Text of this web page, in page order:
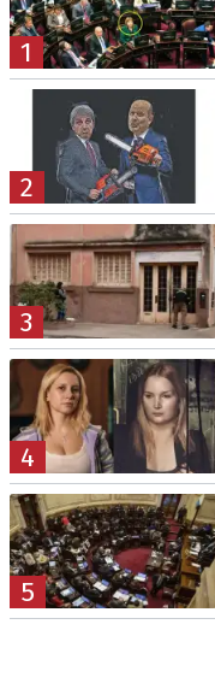
1
2
3
4
5